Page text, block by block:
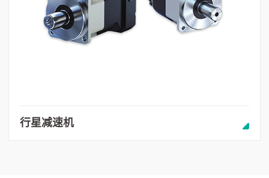
行星减速机